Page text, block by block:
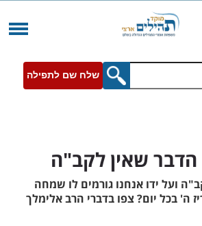
שלח שם לתפילה
שאין לקב"ה